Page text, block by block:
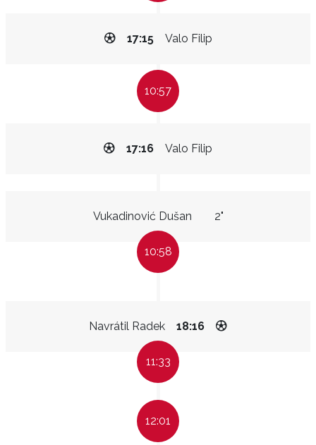
Valo Filip
17:15
10:57
Valo Filip
17:16
Vukadinović Dušan 2"
10:58
Navrátil Radek 18:16
11:33
12:01